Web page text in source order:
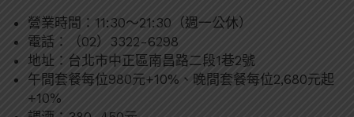
營業時間：11:30～21:30（週一公休）
電話：（02）3322-6298
地址：台北市中正區南昌路二段1巷2號
午間套餐每位980元+10%、晚間套餐每位2,680元起
+10%